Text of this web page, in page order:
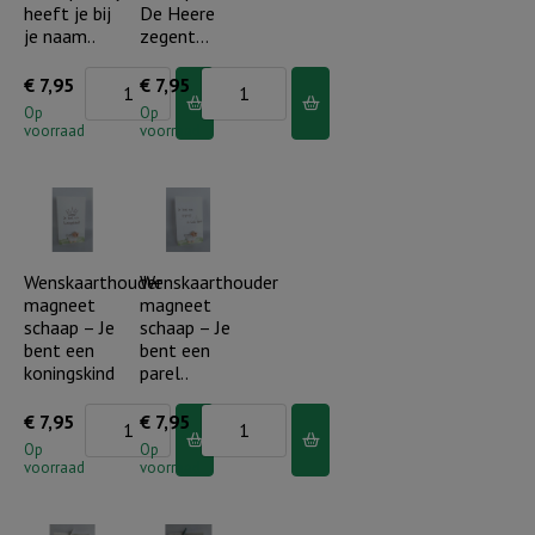
heeft je bij
je naam..
€ 7,95
Op
voorraad
Wenskaarthouder
magneet
heeft
je
bij
naam..
De Heere
zegent…
€ 7,95
Op
voorraad
magneet
schaap
Heere
zegent...
aantal
Wenskaarthouder
magneet
schaap – Je
bent een
koningskind
€ 7,95
Op
voorraad
Wenskaarthouder
magneet
Wenskaarthouder
magneet
schaap – Je
bent een
parel..
€ 7,95
Op
voorraad
Wenskaarthouder
magneet
schaap